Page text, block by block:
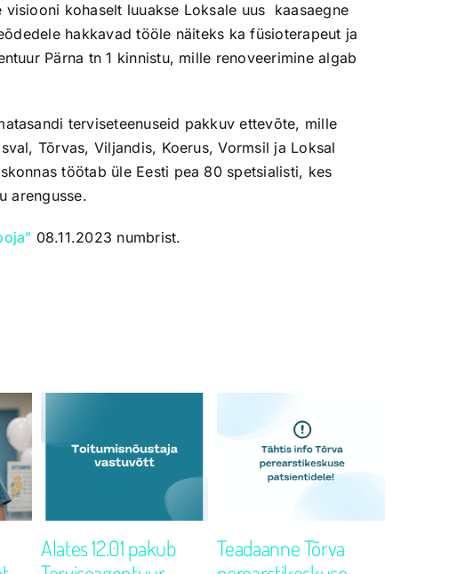
visiooni kohaselt luuakse Loksale uus kaasaegne
hakkavad tööle näiteks ka füsioterapeut ja
Pärna tn 1 kinnistu, mille renoveerimine algab
terviseteenuseid pakkuv ettevõte, mille
Tõrvas, Viljandis, Koerus, Vormsil ja Loksal
töötab üle Eesti pea 80 spetsialisti, kes
arengusse.
08.11.2023 numbrist.
Alates 12.01 pakub
Teadaanne Tõrva